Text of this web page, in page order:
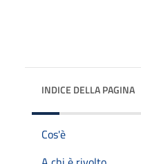
INDICE DELLA PAGINA
Cos'è